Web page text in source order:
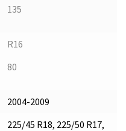
135
R16
80
2004-2009
225/45 R18, 225/50 R17,